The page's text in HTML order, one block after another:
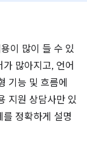
이 많이 들 수 있
많아지고, 언어
기능 및 흐름에
지원 상담사만 있
정확하게 설명